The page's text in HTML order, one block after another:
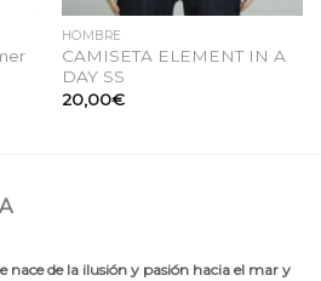
HOMBRE
CAMISETA ELEMENT IN A
DAY SS
20,00€
nace de la ilusión y pasión hacia el mar y